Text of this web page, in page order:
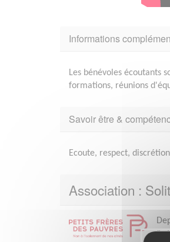
Informations
Les bénévoles écoutants
formations, réunions
Savoir être &
Ecoute, respect,
Association :